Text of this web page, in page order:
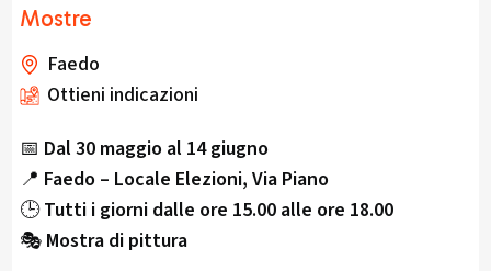
Mostre
Faedo
Ottieni indicazioni
📅 Dal 30 maggio al 14 giugno
📍 Faedo – Locale Elezioni, Via Piano
🕒Tutti i giorni dalle ore 15.00 alle ore 18.00
🎭 Mostra di pittura